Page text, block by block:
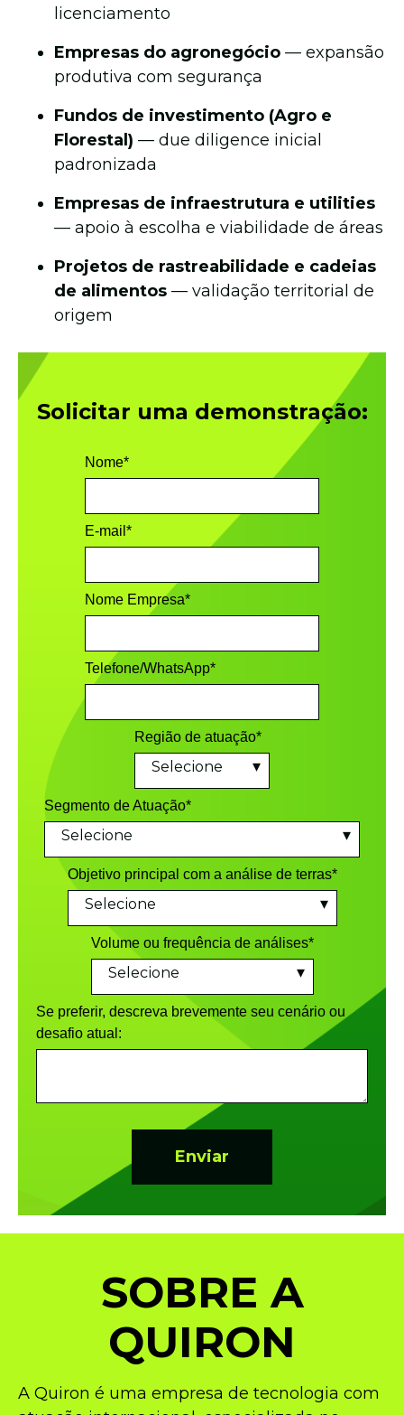
licenciamento
Empresas do agronegócio — expansão
produtiva com segurança
Fundos de investimento (Agro e
Florestal) — due diligence inicial
padronizada
Empresas de infraestrutura e utilities
— apoio à escolha e viabilidade de áreas
Projetos de rastreabilidade e cadeias
de alimentos — validação territorial de
origem
Solicitar uma demonstração:
Nome*
E-mail *
Nome Empresa*
Telefone/WhatsApp*
Região de atuação*
Segmento de Atuação*
Objetivo principal com a análise de terras*
Volume ou frequência de análises*
Se preferir, descreva brevemente seu cenário ou
desafio atual:
SOBRE A
QUIRON
A Quiron é uma empresa de tecnologia com